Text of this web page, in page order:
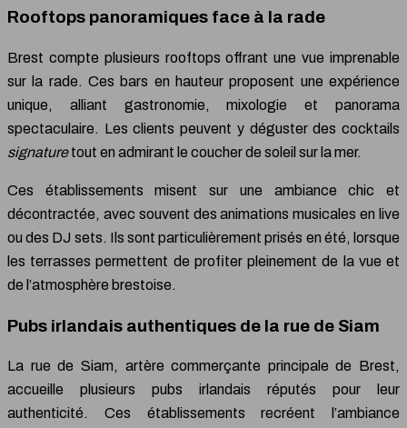
Rooftops panoramiques face à la rade
Brest compte plusieurs rooftops offrant une vue imprenable
sur la rade. Ces bars en hauteur proposent une expérience
unique, alliant gastronomie, mixologie et panorama
spectaculaire. Les clients peuvent y déguster des cocktails
signaturetout en admirant le coucher de soleil sur la mer.
Ces établissements misent sur une ambiance chic et
décontractée, avec souvent des animations musicales en live
ou des DJ sets. Ils sont particulièrement prisés en été, lorsque
les terrasses permettent de profiter pleinement de la vue et
de l’atmosphère brestoise.
Pubs irlandais authentiques de la rue de Siam
La rue de Siam, artère commerçante principale de Brest,
accueille plusieurs pubs irlandais réputés pour leur
authenticité. Ces établissements recréent l’ambiance